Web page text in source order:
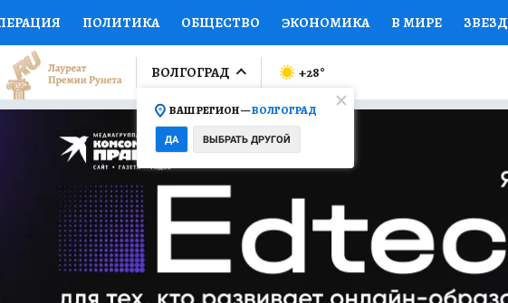
ПОЛИТИКА ОБЩЕСТВО ЭКОНОМИКА В МИРЕ
СПОРТ КОЛУМНИСТЫ ПРОИСШЕСТВИЯ НАЦИОНАЛЬНЫЕ
ФИНАНСЫ ОТКРЫВАЕМ МИР Я ЗНАЮ СЕМЬЯ ЖЕНСКИЕ
НА СПОРТ ПРОМОКОДЫ СЕРИАЛЫ
ТЕЛЕВИЗОР КОЛЛЕКЦИИ КОНКУРСЫ
НОВОЕ НА САЙТЕ
ВОЛГОГРАД
ВАШ РЕГИОН —ВОЛГОГРАД
ДА ВЫБРАТЬ ДРУГОЙ
+28°